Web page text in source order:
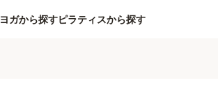
ヨガから探すピラティスから探す